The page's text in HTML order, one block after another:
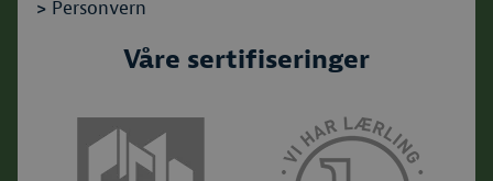
> Personvern
Våre sertifiseringer